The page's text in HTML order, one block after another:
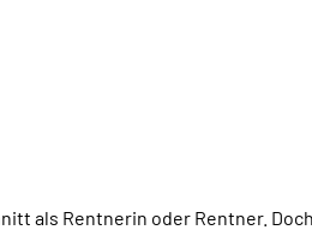
als Rentnerin oder Rentner. Doch